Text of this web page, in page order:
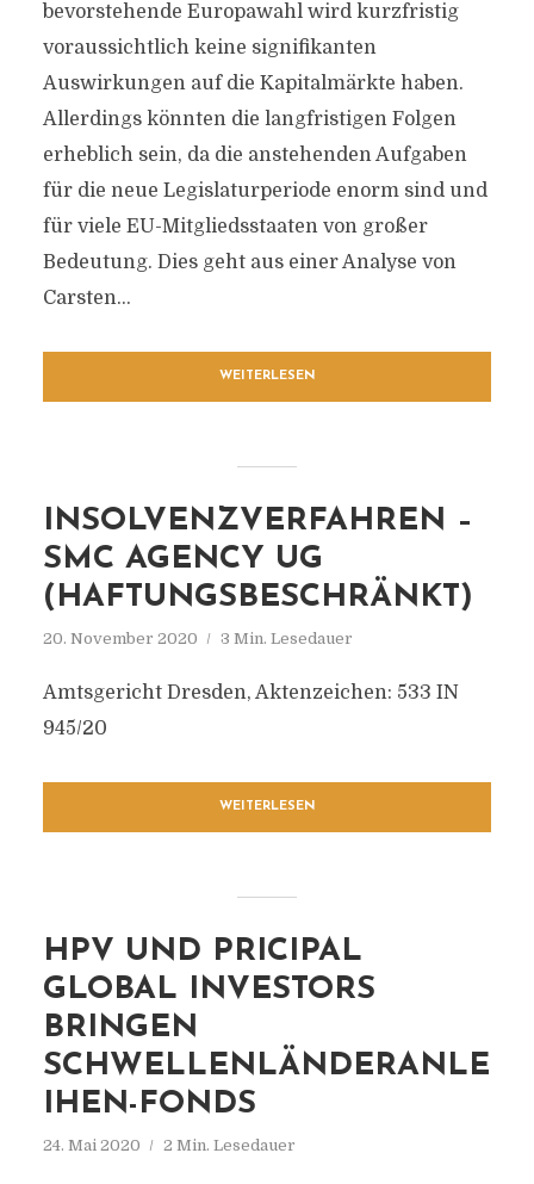
bevorstehende Europawahl wird kurzfristig
voraussichtlich keine signifikanten
Auswirkungen auf die Kapitalmärkte haben.
Allerdings könnten die langfristigen Folgen
erheblich sein, da die anstehenden Aufgaben
für die neue Legislaturperiode enorm sind und
für viele EU-Mitgliedsstaaten von großer
Bedeutung. Dies geht aus einer Analyse von
Carsten...
WEITERLESEN
INSOLVENZVERFAHREN –
SMC AGENCY UG
(HAFTUNGSBESCHRÄNKT)
20. November 2020 3 Min. Lesedauer
Amtsgericht Dresden, Aktenzeichen: 533 IN
945/20
WEITERLESEN
HPV UND PRICIPAL
GLOBAL INVESTORS
BRINGEN
SCHWELLENLÄNDERANLE
IHEN-FONDS
24. Mai 2020 2 Min. Lesedauer